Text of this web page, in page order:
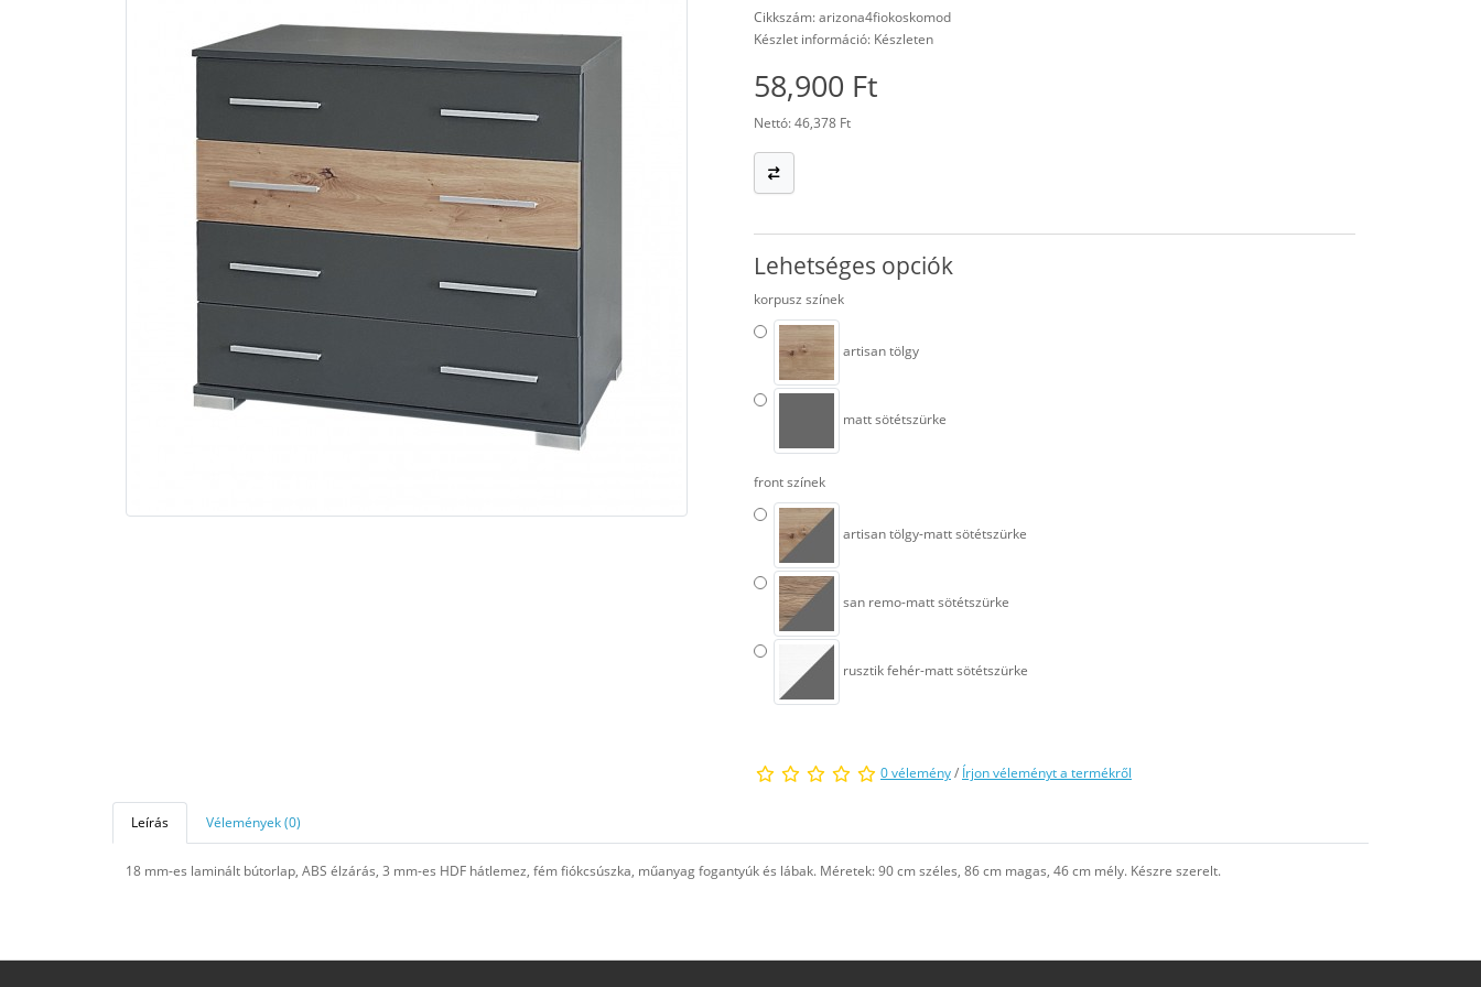
Cikkszám: arizona4fiokoskomod
Készlet információ: Készleten
58,900 Ft
Nettó: 46,378 Ft
Lehetséges opciók
korpusz színek
artisan tölgy
matt sötétszürke
front színek
artisan tölgy-matt sötétszürke
san remo-matt sötétszürke
rusztik fehér-matt sötétszürke
0 vélemény/ Írjon véleményt a termékről
Leírás Vélemények (0)
18 mm-es laminált bútorlap, ABS élzárás, 3 mm-es HDF hátlemez, fém fiókcsúszka, műanyag fogantyúk és lábak. Méretek: 90 cm széles, 86 cm magas, 46 cm mély. Készre szerelt.